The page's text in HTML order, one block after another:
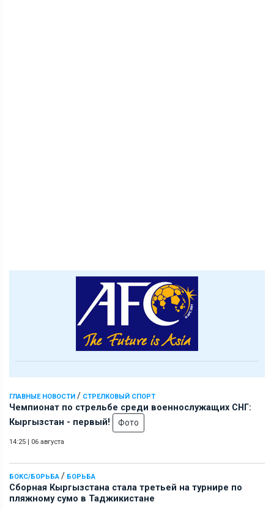
ГЛАВНЫЕ НОВОСТИ / СТРЕЛКОВЫЙ СПОРТ
Чемпионат по стрельбе среди военнослужащих СНГ:
Кыргызстан - первый!
Фото
14:25 | 06 августа
БОКС/БОРЬБА / БОРЬБА
Сборная Кыргызстана стала третьей на турнире по
пляжному сумо в Таджикистане